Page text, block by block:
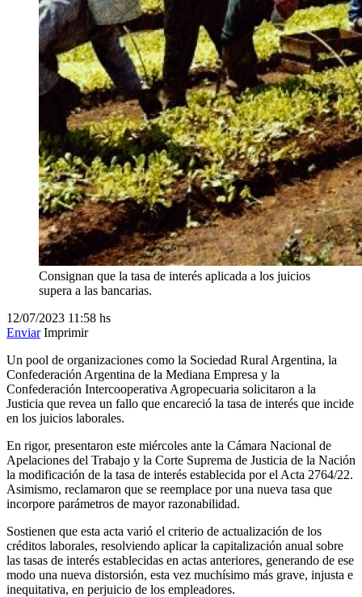
Consignan que la tasa de interés aplicada a los juicios
supera a las bancarias.
12/07/2023 11:58 hs
Enviar Imprimir
Un pool de organizaciones como la Sociedad Rural Argentina, la
Confederación Argentina de la Mediana Empresa y la
Confederación Intercooperativa Agropecuaria solicitaron a la
Justicia que revea un fallo que encareció la tasa de interés que incide
en los juicios laborales.
En rigor, presentaron este miércoles ante la Cámara Nacional de
Apelaciones del Trabajo y la Corte Suprema de Justicia de la Nación
la modificación de la tasa de interés establecida por el Acta 2764/22.
Asimismo, reclamaron que se reemplace por una nueva tasa que
incorpore parámetros de mayor razonabilidad.
Sostienen que esta acta varió el criterio de actualización de los
créditos laborales, resolviendo aplicar la capitalización anual sobre
las tasas de interés establecidas en actas anteriores, generando de ese
modo una nueva distorsión, esta vez muchísimo más grave, injusta e
inequitativa, en perjuicio de los empleadores.